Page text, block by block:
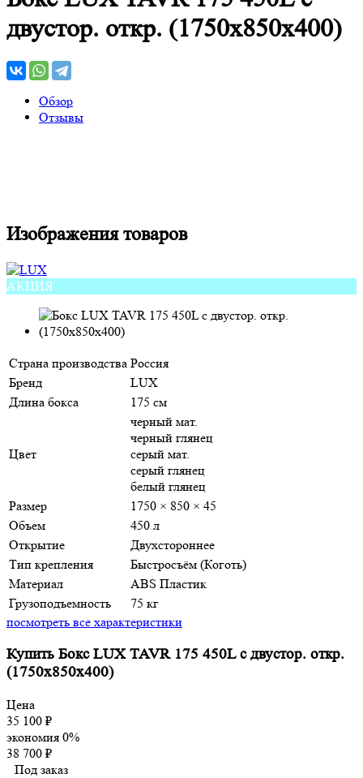
двустор. откр. (1750х850х400)
Обзор
Отзывы
Изображения товаров
АКЦИЯ
Страна производства Россия
Бренд
LUX
Длина бокса
175 см
Цвет
черный мат.
черный глянец
серый мат.
серый глянец
белый глянец
Размер
1750 × 850 × 45
Объем
450 л
Открытие
Двухстороннее
Тип крепления
Быстросъём (Коготь)
Материал
ABS Пластик
Грузоподъемность
75 кг
посмотреть все характеристики
Купить Бокс LUX TAVR 175 450L с двустор. откр.
(1750х850х400)
Цена
35 100 ₽
экономия 0%
38 700 ₽
Под заказ